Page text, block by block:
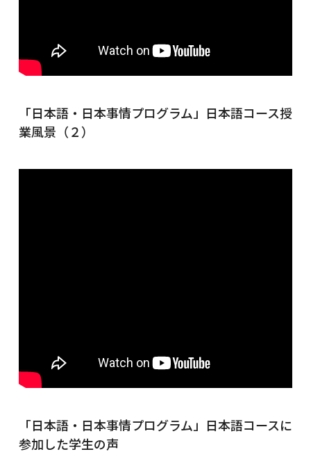
「日本語・日本事情プログラム」日本語コース授
業風景（２）
「日本語・日本事情プログラム」日本語コースに
参加した学生の声